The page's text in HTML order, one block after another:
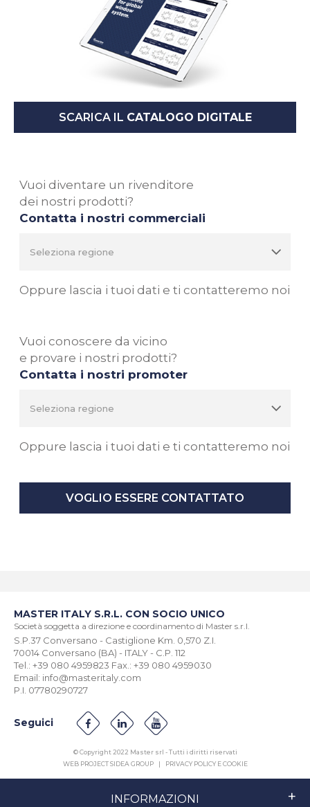
SCARICA IL CATALOGO DIGITALE
Vuoi diventare un rivenditore
dei nostri prodotti?
Contatta i nostri commerciali
Oppure lascia i tuoi dati e ti contatteremo noi
Vuoi conoscere da vicino
e provare i nostri prodotti?
Contatta i nostri promoter
Oppure lascia i tuoi dati e ti contatteremo noi
VOGLIO ESSERE CONTATTATO
MASTER ITALY S.R.L. CON SOCIO UNICO
Società soggetta a direzione e coordinamento di Master s.r.l.
S.P.37 Conversano - Castiglione Km. 0,570 Z.I.
70014 Conversano (BA) - ITALY - C.P. 112
Tel.: +39 080 4959823 Fax.: +39 080 4959030
Email: info@masteritaly.com
P.I. 07780290727
Seguici
© Copyright 2022 Master srl - Tutti i diritti riservati
WEB PROJECT SIDEA GROUP
PRIVACY POLICY E COOKIE
INFORMAZIONI